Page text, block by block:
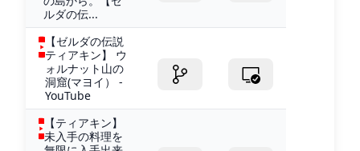
ルダの伝...
【ゼルダの伝説
ティアキン】 ウ
ォルナット山の
洞窟(マヨイ） -
YouTube
【ティアキン】
未入手の料理を